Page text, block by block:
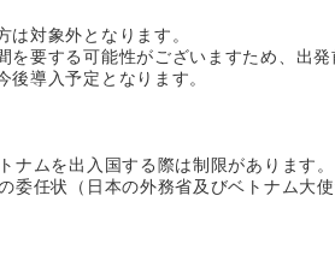
対象外となります。
要する可能性がございますため、出
導入予定となります。
ムを出入国する際は制限があります。
任状（日本の外務省及びベトナム大